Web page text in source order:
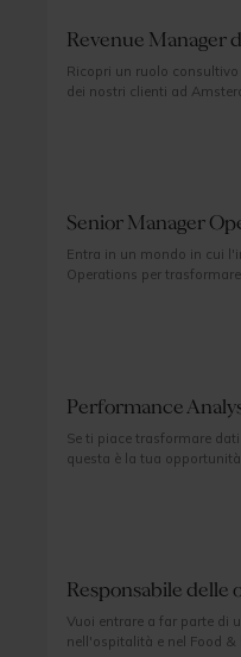
Revenue Manager
Ricopri un ruolo
dei nostri clienti ad
Senior Manager
Entra in un mondo in cui
Operations per
Performance
Se ti piace trasformare
questa è la tua
Responsabile delle
Vuoi entrare a far parte di
nell'ospitalità e nel Food